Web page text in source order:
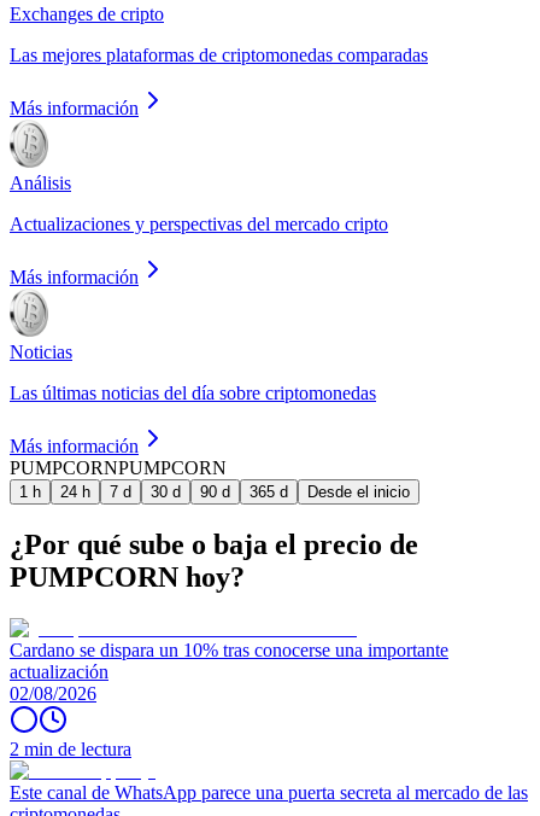
Exchanges de cripto
Las mejores plataformas de criptomonedas comparadas
Más información
Análisis
Actualizaciones y perspectivas del mercado cripto
Más información
Noticias
Las últimas noticias del día sobre criptomonedas
Más información
PUMPCORNPUMPCORN
1 h 24 h 7 d 30 d 90 d 365 d Desde el inicio
¿Por qué sube o baja el precio de
PUMPCORN hoy?
Cardano se dispara un 10% tras conocerse una importante
actualización
02/08/2026
2 min de lectura
Este canal de WhatsApp parece una puerta secreta al mercado de las